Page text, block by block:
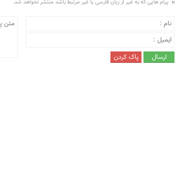
پیام هایی که به غیر از زبان فارسی یا غیر مرتبط باشد منتشر نخواهد شد.